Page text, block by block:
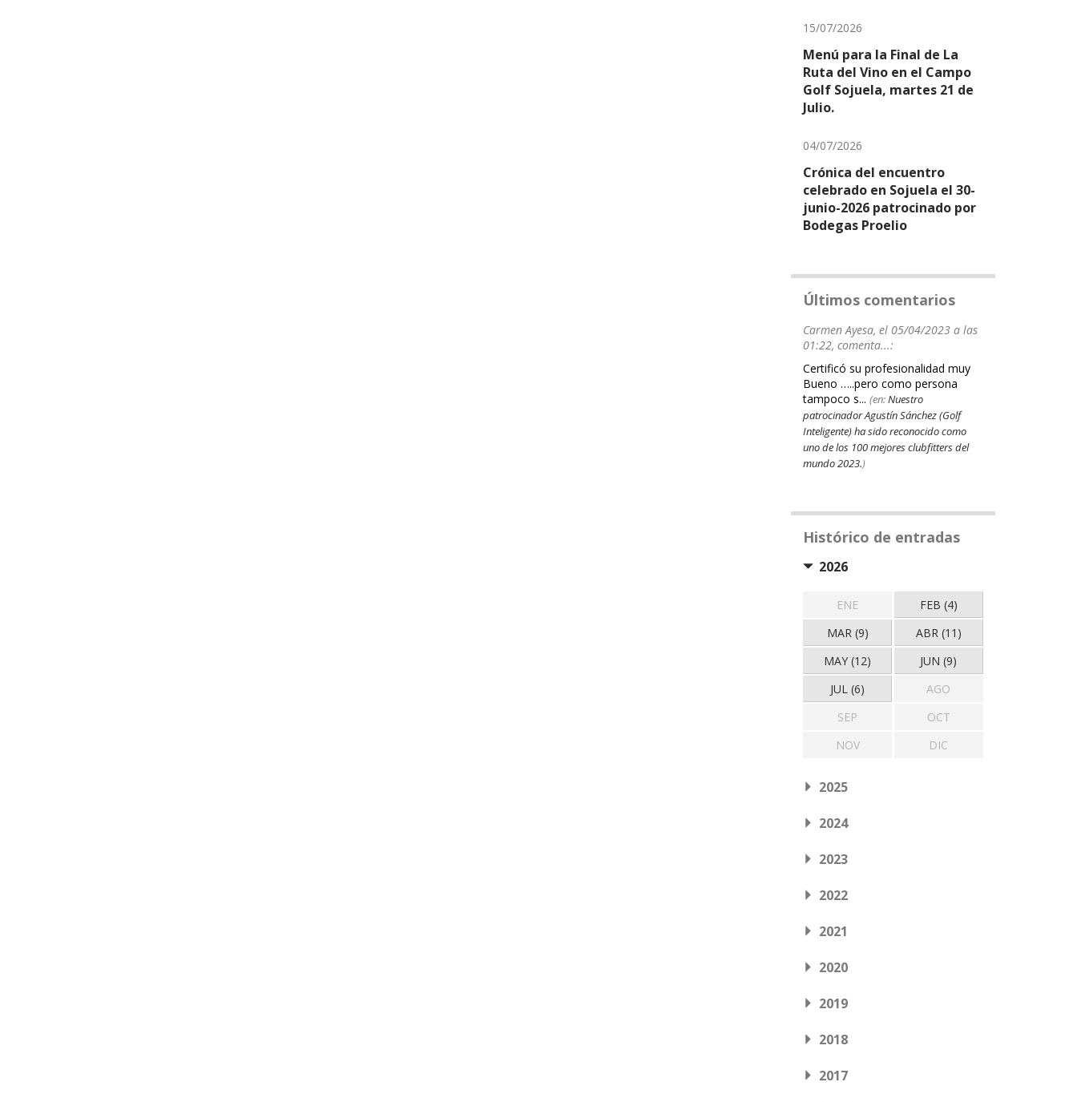
15/07/2026
Menú para la Final de La
Ruta del Vino en el Campo
Golf Sojuela, martes 21 de
Julio.
04/07/2026
Crónica del encuentro
celebrado en Sojuela el 30-
junio-2026 patrocinado por
Bodegas Proelio
Últimos comentarios
Carmen Ayesa, el 05/04/2023 a las
01:22, comenta...:
Certificó su profesionalidad muy
Bueno …..pero como persona
tampoco s... (en:Nuestro
patrocinador Agustín Sánchez (Golf
Inteligente) ha sido reconocido como
uno de los 100 mejores clubfitters del
mundo 2023.)
Histórico de entradas
2026
ENE
FEB (4)
MAR (9)
ABR (11)
MAY (12)
JUN (9)
JUL (6)
AGO
SEP
OCT
NOV
DIC
2025
2024
2023
2022
2021
2020
2019
2018
2017